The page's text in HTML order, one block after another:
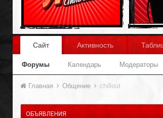
Сайт
Форумы Календарь Модераторы
Активность
Главная Общение chillout
ОБЪЯВЛЕНИЯ